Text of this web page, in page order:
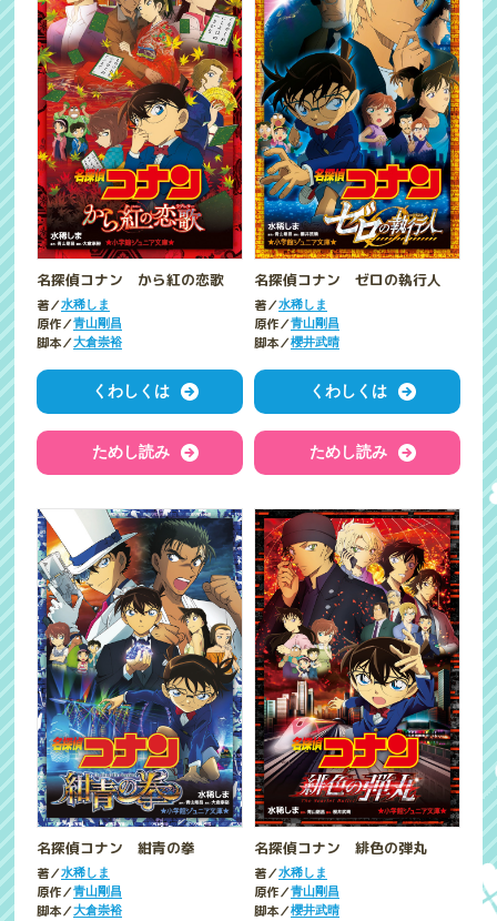
名探偵コナン から紅の恋歌
著／水稀しま
原作／青山剛昌
脚本／大倉崇裕
くわしくは
ためし読み
名探偵コナン ゼロの執行人
著／水稀しま
原作／青山剛昌
脚本／櫻井武晴
くわしくは
ためし読み
名探偵コナン 紺青の拳
著／水稀しま
原作／青山剛昌
脚本／大倉崇裕
名探偵コナン 緋色の弾丸
著／水稀しま
原作／青山剛昌
脚本／櫻井武晴